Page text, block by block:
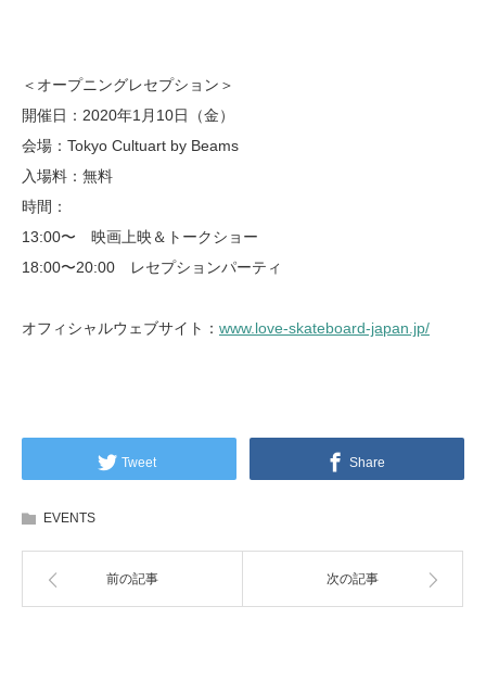
＜オープニングレセプション＞
開催日：2020年1月10日（金）
会場：Tokyo Cultuart by Beams
入場料：無料
時間：
13:00〜 映画上映＆トークショー
18:00〜20:00 レセプションパーティ
オフィシャルウェブサイト： www.love-skateboard-japan.jp/
Tweet Share
EVENTS
前の記事 次の記事